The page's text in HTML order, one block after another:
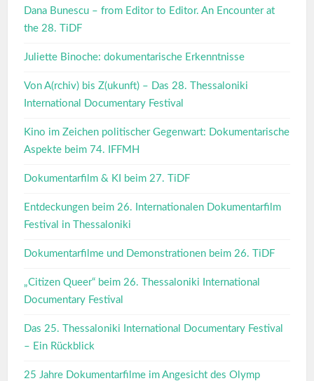
Dana Bunescu – from Editor to Editor. An Encounter at
the 28. TiDF
Juliette Binoche: dokumentarische Erkenntnisse
Von A(rchiv) bis Z(ukunft) – Das 28. Thessaloniki
International Documentary Festival
Kino im Zeichen politischer Gegenwart: Dokumentarische
Aspekte beim 74. IFFMH
Dokumentarfilm & KI beim 27. TiDF
Entdeckungen beim 26. Internationalen Dokumentarfilm
Festival in Thessaloniki
Dokumentarfilme und Demonstrationen beim 26. TiDF
„Citizen Queer“ beim 26. Thessaloniki International
Documentary Festival
Das 25. Thessaloniki International Documentary Festival
– Ein Rückblick
25 Jahre Dokumentarfilme im Angesicht des Olymp